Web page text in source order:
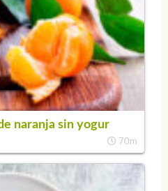
naranja sin yogur
70m